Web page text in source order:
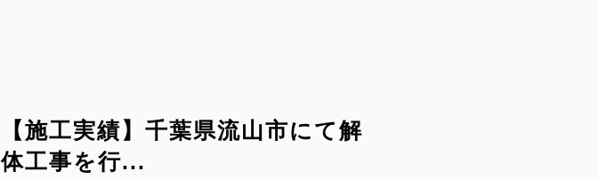
【施工実績】千葉県流山市にて解
体工事を行...